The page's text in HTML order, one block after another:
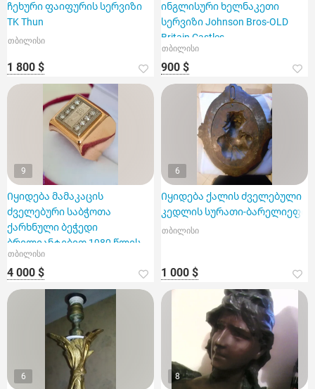
ჩეხური ფაიფურის სერვიზი
TK Thun
თბილისი
1 800 $
ინგლისური ხელნაკეთი
სერვიზი Johnson Bros-OLD
Britain Castles
თბილისი
900 $
9
Იყიდება მამაკაცის
ძველებური საბჭოთა
ქარხნული ბეჭედი
ბრილიანტებით 1980 წლის
ოლიმპიადის სიმბოლოთი
თბილისი
4 000 $
6
Იყიდება ქალის ძველებული
კედლის სურათი-ბარელიეფი
თბილისი
1 000 $
6 8